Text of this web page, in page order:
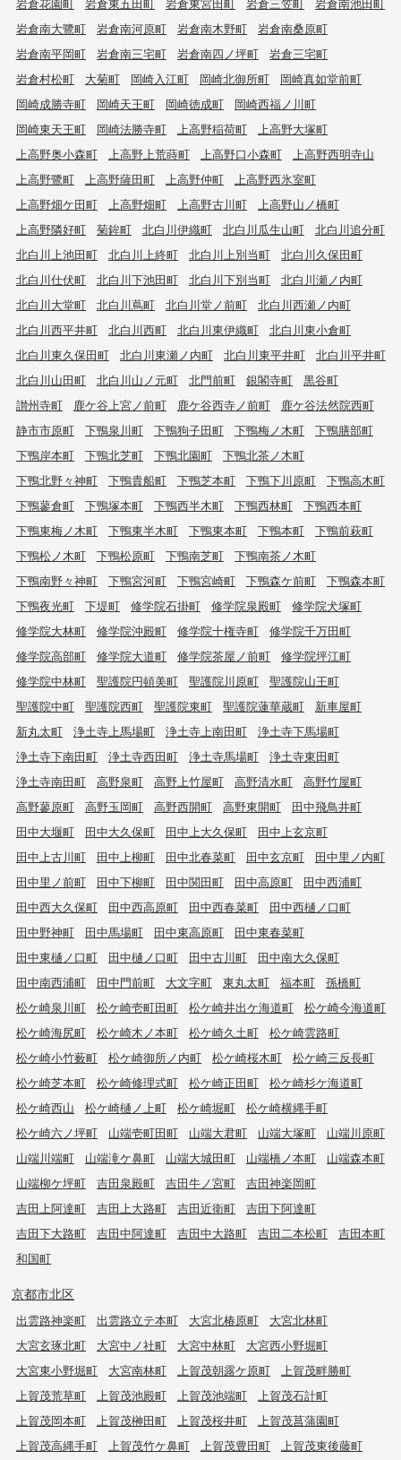
岩倉花園町 岩倉東五田町 岩倉東宮田町 岩倉三笠町
岩倉南池田町
岩倉南大鷺町
岩倉南河原町 岩倉南木野町
岩倉南桑原町
岩倉南平岡町
岩倉南三宅町 岩倉南四ノ坪町
岩倉三宅町
岩倉村松町
大菊町 岡崎入江町 岡崎北御所町
岡崎真如堂前町
岡崎成勝寺町
岡崎天王町 岡崎徳成町
岡崎西福ノ川町
岡崎東天王町
岡崎法勝寺町 上高野稲荷町
上高野大塚町
上高野奥小森町
上高野上荒蒔町 上高野口小森町
上高野西明寺山
上高野鷺町
上高野薩田町 上高野仲町
上高野西氷室町
上高野畑ケ田町
上高野畑町 上高野古川町
上高野山ノ橋町
上高野隣好町
菊鉾町 北白川伊織町 北白川瓜生山町
北白川追分町
北白川上池田町
北白川上終町 北白川上別当町
北白川久保田町
北白川仕伏町
北白川下池田町 北白川下別当町
北白川瀬ノ内町
北白川大堂町
北白川蔦町 北白川堂ノ前町
北白川西瀬ノ内町
北白川西平井町
北白川西町 北白川東伊織町
北白川東小倉町
北白川東久保田町
北白川東瀬ノ内町 北白川東平井町
北白川平井町
北白川山田町
北白川山ノ元町 北門前町 銀閣寺町
黒谷町
讃州寺町
鹿ケ谷上宮ノ前町 鹿ケ谷西寺ノ前町
鹿ケ谷法然院西町
静市市原町
下鴨泉川町 下鴨狗子田町 下鴨梅ノ木町
下鴨膳部町
下鴨岸本町
下鴨北芝町 下鴨北園町
下鴨北茶ノ木町
下鴨北野々神町
下鴨貴船町 下鴨芝本町 下鴨下川原町
下鴨高木町
下鴨蓼倉町
下鴨塚本町 下鴨西半木町 下鴨西林町
下鴨西本町
下鴨東梅ノ木町
下鴨東半木町 下鴨東本町 下鴨本町
下鴨前萩町
下鴨松ノ木町
下鴨松原町 下鴨南芝町
下鴨南茶ノ木町
下鴨南野々神町
下鴨宮河町 下鴨宮崎町 下鴨森ケ前町
下鴨森本町
下鴨夜光町
下堤町 修学院石掛町 修学院泉殿町
修学院犬塚町
修学院大林町
修学院沖殿町 修学院十権寺町
修学院千万田町
修学院高部町
修学院大道町 修学院茶屋ノ前町
修学院坪江町
修学院中林町
聖護院円頓美町 聖護院川原町
聖護院山王町
聖護院中町
聖護院西町 聖護院東町 聖護院蓮華蔵町
新車屋町
新丸太町
浄土寺上馬場町 浄土寺上南田町
浄土寺下馬場町
浄土寺下南田町
浄土寺西田町 浄土寺馬場町
浄土寺東田町
浄土寺南田町
高野泉町 高野上竹屋町 高野清水町
高野竹屋町
高野蓼原町
高野玉岡町 高野西開町 高野東開町
田中飛鳥井町
田中大堰町
田中大久保町 田中上大久保町
田中上玄京町
田中上古川町
田中上柳町 田中北春菜町 田中玄京町
田中里ノ内町
田中里ノ前町
田中下柳町 田中関田町 田中高原町
田中西浦町
田中西大久保町
田中西高原町 田中西春菜町
田中西樋ノ口町
田中野神町
田中馬場町 田中東高原町
田中東春菜町
田中東樋ノ口町
田中樋ノ口町 田中古川町
田中南大久保町
田中南西浦町
田中門前町 大文字町 東丸太町 福本町
孫橋町
松ケ崎泉川町
松ケ崎壱町田町 松ケ崎井出ケ海道町
松ケ崎今海道町
松ケ崎海尻町
松ケ崎木ノ本町 松ケ崎久土町
松ケ崎雲路町
松ケ崎小竹薮町
松ケ崎御所ノ内町 松ケ崎桜木町
松ケ崎三反長町
松ケ崎芝本町
松ケ崎修理式町 松ケ崎正田町
松ケ崎杉ケ海道町
松ケ崎西山
松ケ崎樋ノ上町 松ケ崎堀町
松ケ崎横縄手町
松ケ崎六ノ坪町
山端壱町田町 山端大君町 山端大塚町
山端川原町
山端川端町
山端滝ケ鼻町 山端大城田町 山端橋ノ本町
山端森本町
山端柳ケ坪町
吉田泉殿町 吉田牛ノ宮町
吉田神楽岡町
吉田上阿達町
吉田上大路町 吉田近衛町
吉田下阿達町
吉田下大路町
吉田中阿達町 吉田中大路町 吉田二本松町
吉田本町
和国町
京都市北区
出雲路神楽町 出雲路立テ本町 大宮北椿原町
大宮北林町
大宮玄琢北町
大宮中ノ社町 大宮中林町
大宮西小野堀町
大宮東小野堀町
大宮南林町 上賀茂朝露ケ原町
上賀茂畔勝町
上賀茂荒草町
上賀茂池殿町 上賀茂池端町
上賀茂石計町
上賀茂岡本町
上賀茂榊田町 上賀茂桜井町
上賀茂菖蒲園町
上賀茂高縄手町
上賀茂竹ケ鼻町 上賀茂豊田町
上賀茂東後藤町